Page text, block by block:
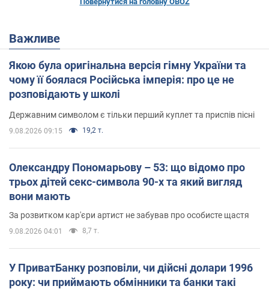
Важливе
Якою була оригінальна версія гімну України та
чому її боялася Російська імперія: про це не
розповідають у школі
Державним символом є тільки перший куплет та приспів пісні
9.08.2026 09:15 19,2 т.
Олександру Пономарьову – 53: що відомо про
трьох дітей секс-символа 90-х та який вигляд
вони мають
За розвитком кар'єри артист не забував про особисте щастя
9.08.2026 04:01 8,7 т.
У ПриватБанку розповіли, чи дійсні долари 1996
року: чи приймають обмінники та банки такі